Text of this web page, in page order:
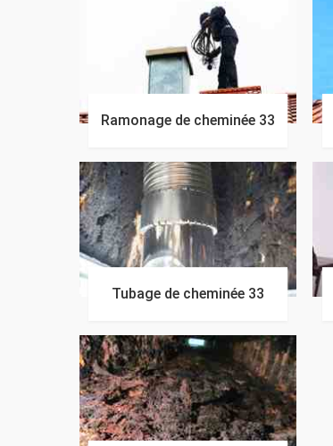
Ramonage de cheminée 33
Tubage de cheminée 33